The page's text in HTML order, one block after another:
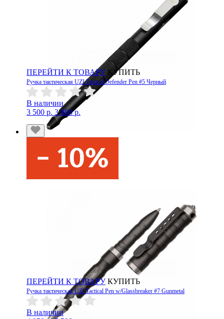
ПЕРЕЙТИ К ТОВАРУ КУПИТЬ
Ручка тактическая UZI Tactical Defender Pen #5 Черный
В наличии
3 500 р. 3 888 р.
ПЕРЕЙТИ К ТОВАРУ КУПИТЬ
Ручка тактическая UZI Tactical Pen w/Glassbreaker #7 Gunmetal
В наличии